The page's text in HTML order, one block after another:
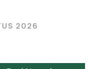
2026